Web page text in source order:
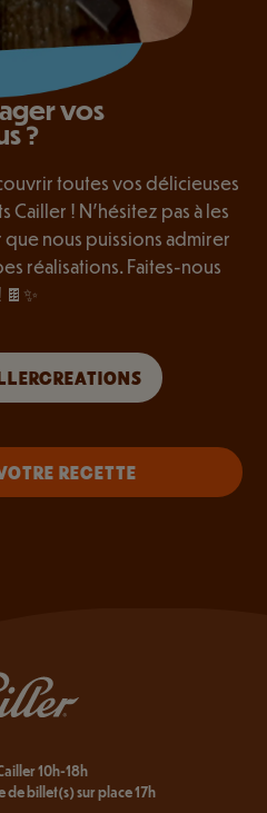
vos
?
toutes vos délicieuses
! N’hésitez pas à les
nous puissions admirer
réalisations. Faites-nous
RECETTE
10h-18h
billet(s) sur place 17h